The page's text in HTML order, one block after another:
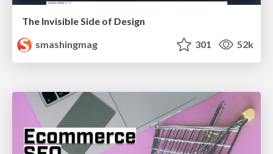
The Invisible Side of Design
smashingmag
301 52k